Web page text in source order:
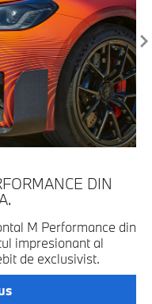
DIN
M Performance din
impresionant al
de exclusivist.